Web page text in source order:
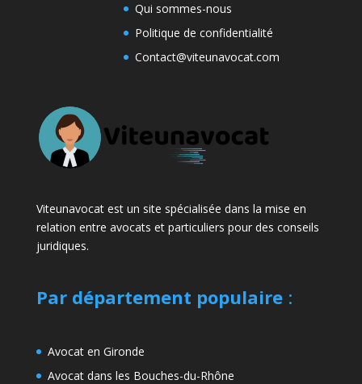
Qui sommes-nous
Politique de confidentialité
Contact@viteunavocat.com
Viteunavocat est un site spécialisée dans la mise en
relation entre avocats et particuliers pour des conseils
juridiques.
Par département populaire:
Avocat en Gironde
Avocat dans les Bouches-du-Rhône